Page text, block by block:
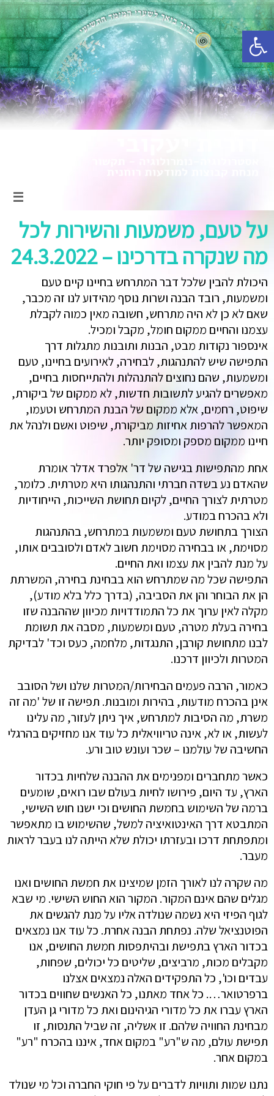
פתח סרגל נגישות
על טעם, משמעות והשירות לכל
מה שנקרה בדרכינו – 24.3.2022
היכולת להבין שלכל דבר המתרחש בחיינו קיים טעם
ומשמעות, רובד הבנה ושרות נוסף מהידוע לנו זה מכבר,
שאם לא כן לא היה מתרחש, חשובה מאין כמוה לקבלת
עצמנו והחיים ממקום חומל, מקבל ומכיל.
אינספור נקודות מבט, הבנות ותובנות מתגלות דרך
התפישה שיש להתנהגות, לבחירה, לאירועים בחיינו, טעם
ומשמעות, שהם נחוצים להתנהלות ולהתייחסות בחיים,
מאפשרים להגיע לתשובות חדשות, לא ממקום של ביקורת,
שיפוט, רחמים, אלא ממקום של הבנת המתרחש וטעמו,
המאפשר להרפות אחיזות מביקורת, שיפוט ואשם ולנהל את
חיינו ממקום מספק ומסופק יותר.
אחת מהתפישות בגישה של דר' אלפרד אדלר אומרת
שהאדם נע בשדה חברתי והתנהגותו היא מטרתית. כלומר,
מטרתית לצורך החיים, לקיום תחושת השייכות, הייחודיות
ולא בהכרח במודע.
הצורך בתחושת טעם ומשמעות במתרחש, בהתנהגות
מסוימת, או בבחירה מסוימת חשוב לאדם ולסובבים אותו,
על מנת להבין את עצמו ואת החיים.
התפישה שכל מה שמתרחש הוא בבחינת בחירה, המשרתת
הן את הבוחר והן את הסביבה, (בדרך כלל בלא מודע),
מקלה לאין ערוך את כל התמודדויות מכיוון שההבנה שזו
בחירה בעלת מטרה, טעם ומשמעות, מסבה את תשומת
לבנו מתחושת קורבן, התנגדות, מלחמה, כעס וכד' לבדיקת
המטרות ולכיוון דרכנו.
כאמור, הרבה פעמים הבחירות/המטרות שלנו ושל הסובב
אינן בהכרח מודעות, בהירות ומובנות. תפישה זו של 'מה זה
משרת, מה הסיבות למתרחש, איך ניתן לעזור, מה עלינו
לעשות, או לא, אינה טריוויאלית כל עוד אנו מחזיקים בהרגלי
החשיבה של עולמנו – שכר ועונש טוב ורע.
כאשר מתחברים ומפנימים את ההבנה שלחיות בכדור
הארץ, עד היום, פירושו לחיות בעולם שבו רואים, שומעים
ברמה של השימוש בחמשת החושים וכי ישנו חוש השישי,
המתבטא דרך האינטואיציה למשל, שהשימוש בו מתאפשר
ומתפתחת דרכו ובעזרתו יכולת שלא הייתה לנו בעבר לראות
מעבר.
מה שקרה לנו לאורך הזמן שמיצינו את חמשת החושים ואנו
מגלים שהם אינם המקור. המקור הוא החוש השישי. מי שבא
לגוף הפיזי היא נשמה שנולדה אליו על מנת להגשים את
הפוטנציאל שלה. נפתחת הבנה אחרת. כל עוד אנו נמצאים
בכדור הארץ בתפישת ובהיתפסות חמשת החושים, אנו
מקבלים מכות, מרביצים, שליטים כל יכולים, שפחות,
עבדים וכו', כל התפקידים האלה נמצאים אצלנו
ברפרטואר…. כל אחד מאתנו, כל האנשים שחווים בכדור
הארץ עברו את כל מדורי הגיהינום ואת כל מדורי גן העדן
מבחינת החוויה שלהם. זו אשליה, זה שביל התנסות, זו
תפישת עולם, מה ש"רע" במקום אחד, איננו בהכרח "רע"
במקום אחר.
נתנו שמות ותוויות לדברים על פי חוקי החברה וכל מי שנולד